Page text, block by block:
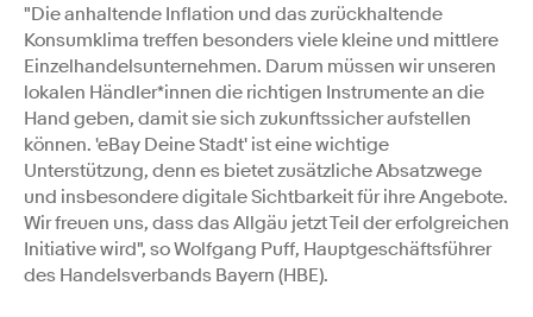
"Die anhaltende Inflation und das zurückhaltende
Konsumklima treffen besonders viele kleine und mittlere
Einzelhandelsunternehmen. Darum müssen wir unseren
lokalen Händler*innen die richtigen Instrumente an die
Hand geben, damit sie sich zukunftssicher aufstellen
können. 'eBay Deine Stadt' ist eine wichtige
Unterstützung, denn es bietet zusätzliche Absatzwege
und insbesondere digitale Sichtbarkeit für ihre Angebote.
Wir freuen uns, dass das Allgäu jetzt Teil der erfolgreichen
Initiative wird", so Wolfgang Puff, Hauptgeschäftsführer
des Handelsverbands Bayern (HBE).